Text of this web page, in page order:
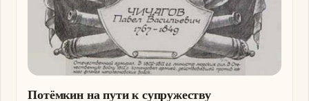
Потёмкин на пути к супружеству